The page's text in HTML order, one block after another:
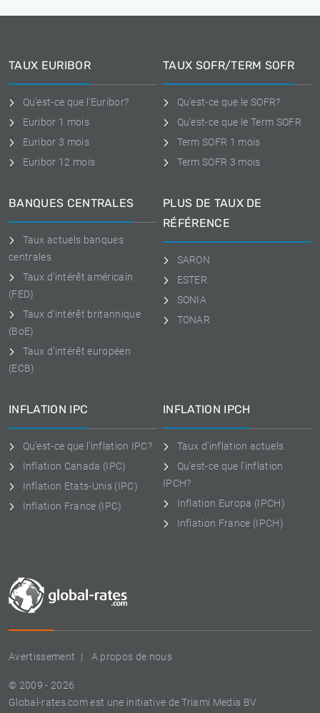
Avertissement A propos de nous
© 2009 - 2026
Global-rates.com est une initiative de Triami Media BV
TAUX EURIBOR
Qu'est-ce que l'Euribor?
Euribor 1 mois
Euribor 3 mois
Euribor 12 mois
TAUX SOFR/TERM SOFR
Qu'est-ce que le SOFR?
Qu'est-ce que le Term SOFR
Term SOFR 1 mois
Term SOFR 3 mois
BANQUES CENTRALES
Taux actuels banques
centrales
Taux d'intérêt américain
(FED)
Taux d'intérêt britannique
(BoE)
Taux d'intérêt européen
(ECB)
PLUS DE TAUX DE
RÉFÉRENCE
SARON
ESTER
SONIA
TONAR
INFLATION IPC
Qu'est-ce que l'inflation IPC?
Inflation Canada (IPC)
Inflation Etats-Unis (IPC)
Inflation France (IPC)
INFLATION IPCH
Taux d'inflation actuels
Qu'est-ce que l'inflation
IPCH?
Inflation Europa (IPCH)
Inflation France (IPCH)